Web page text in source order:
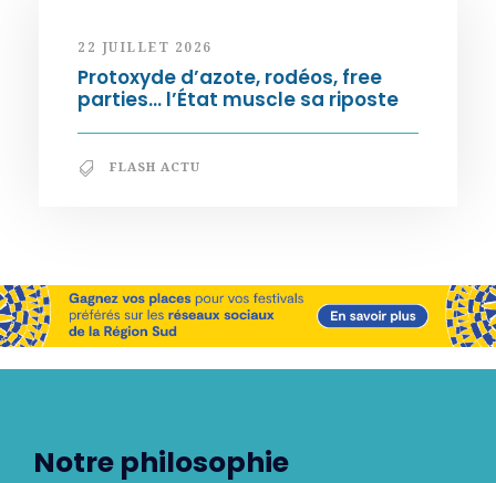
22 JUILLET 2026
Protoxyde d’azote, rodéos, free
parties… l’État muscle sa riposte
FLASH ACTU
Notre philosophie